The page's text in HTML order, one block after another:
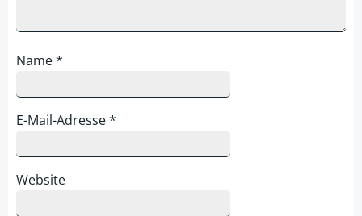
Name*
E-Mail-Adresse*
Website